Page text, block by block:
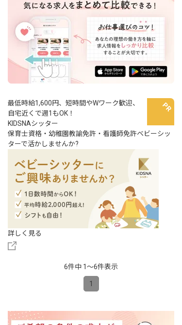
最低時給1,600円、短時間やWワーク歓迎、
自宅近くで週1もOK！
KIDSNAシッター
保育士資格・幼稚園教諭免許・看護師免許ベビーシッ
ターで活かしませんか?
詳しく見る
6件中 1〜6件表示
1